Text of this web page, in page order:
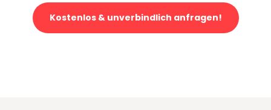
Kostenlos & unverbindlich anfragen!